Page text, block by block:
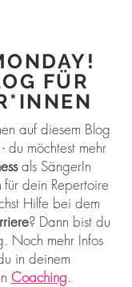
FÜR
auf diesem Blog
du möchtest mehr
als SängerIn
für dein Repertoire
Hilfe bei dem
? Dann bist du
Noch mehr Infos
in deinem
Coaching.